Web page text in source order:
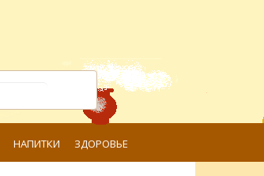
НАПИТКИ ЗДОРОВЬЕ